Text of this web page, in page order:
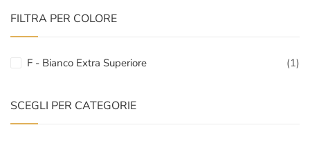
FILTRA PER COLORE
F - Bianco Extra Superiore (1)
SCEGLI PER CATEGORIE